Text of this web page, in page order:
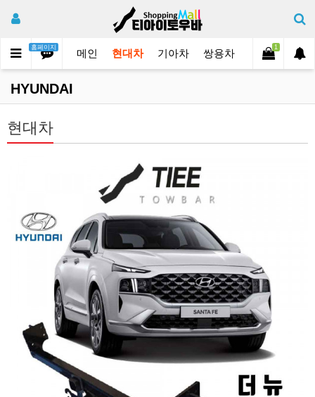
홈페이지
메인 현대차 기아차 쌍용차 쉐보레 삼
1
HYUNDAI
현대차